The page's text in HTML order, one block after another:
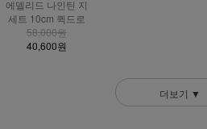
에델리드 나인틴 지
세트 10cm 퀵드로
58,000원
40,600원
더보기 ▼